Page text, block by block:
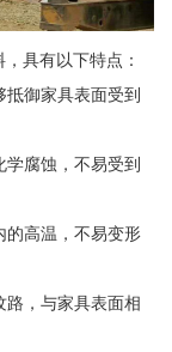
具有以下特点：
御家具表面受到
腐蚀，不易受到
的高温，不易变形
路，与家具表面相